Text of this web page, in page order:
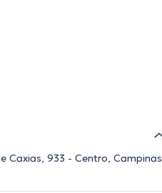
Caxias, 933 - Centro, Campinas